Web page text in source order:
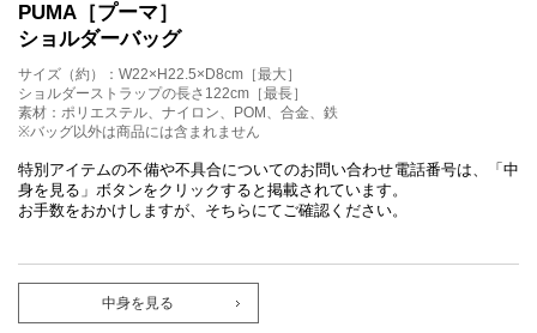
PUMA［プーマ］
ショルダーバッグ
サイズ（約）：W22×H22.5×D8cm［最大］
ショルダーストラップの長さ122cm［最長］
素材：ポリエステル、ナイロン、POM、合金、鉄
※バッグ以外は商品には含まれません
特別アイテムの不備や不具合についてのお問い合わせ電話番号は、「中
身を見る」ボタンをクリックすると掲載されています。
お手数をおかけしますが、そちらにてご確認ください。
中身を見る